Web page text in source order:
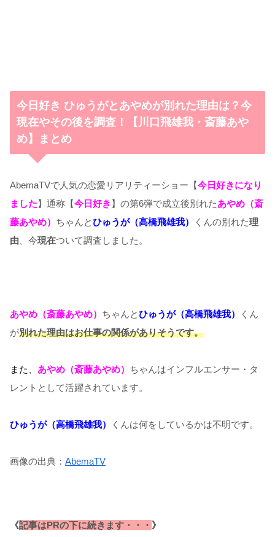
今日好き ひゅうがとあやめが別れた理由は？今
現在やその後を調査！【川口飛雄我・斎藤あや
め】まとめ
AbemaTVで人気の恋愛リアリティーショー【今日好きになり
ました】通称【今日好き 】の第6弾で成立後別れたあやめ（斎
藤あやめ） ちゃんとひゅうが（高橋飛雄我） くんの別れた理
由 、今現在ついて調査しました。
あやめ（斎藤あやめ） ちゃんとひゅうが（高橋飛雄我）
くん
が別れた理由はお仕事の関係がありそうです。
また、 あやめ（斎藤あやめ） ちゃんはインフルエンサー・タ
レントとして活躍されています。
ひゅうが（高橋飛雄我） くんは何をしているかは不明です。
画像の出典： AbemaTV
《記事はPRの下に続きます・・・ 》